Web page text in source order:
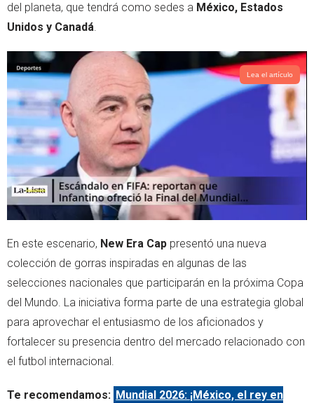
del planeta, que tendrá como sedes a México, Estados
Unidos y Canadá.
Lea el artículo
En este escenario, New Era Cap presentó una nueva
colección de gorras inspiradas en algunas de las
selecciones nacionales que participarán en la próxima Copa
del Mundo. La iniciativa forma parte de una estrategia global
para aprovechar el entusiasmo de los aficionados y
fortalecer su presencia dentro del mercado relacionado con
el futbol internacional.
Te recomendamos: Mundial 2026: ¡México, el rey en